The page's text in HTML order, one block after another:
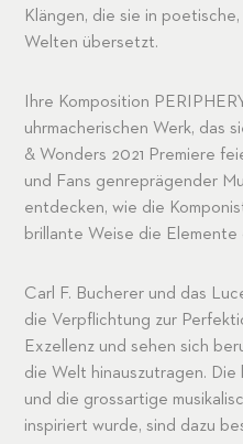
Klängen, die sie in
Welten übersetzt.
Ihre Komposition
uhrmacherischen Werk, das
& Wonders 2021 Premiere
und Fans genreprägender
entdecken, wie die
brillante Weise die
Carl F. Bucherer und das
die Verpflichtung zur
Exzellenz und sehen sich
die Welt hinauszutragen.
und die grossartige
inspiriert wurde, sind dazu